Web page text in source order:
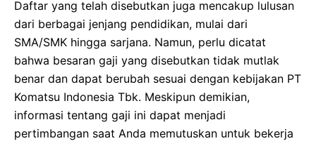
Daftar yang telah disebutkan juga mencakup lulusan
dari berbagai jenjang pendidikan, mulai dari
SMA/SMK hingga sarjana. Namun, perlu dicatat
bahwa besaran gaji yang disebutkan tidak mutlak
benar dan dapat berubah sesuai dengan kebijakan PT
Komatsu Indonesia Tbk. Meskipun demikian,
informasi tentang gaji ini dapat menjadi
pertimbangan saat Anda memutuskan untuk bekerja